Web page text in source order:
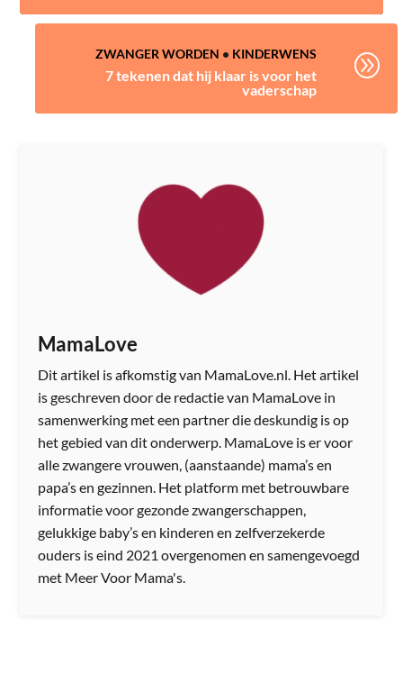
ZWANGER WORDEN • KINDERWENS
7 tekenen dat hij klaar is voor het
vaderschap
A
MamaLove
Dit artikel is afkomstig van MamaLove.nl. Het artikel
is geschreven door de redactie van MamaLove in
samenwerking met een partner die deskundig is op
het gebied van dit onderwerp. MamaLove is er voor
alle zwangere vrouwen, (aanstaande) mama’s en
papa’s en gezinnen. Het platform met betrouwbare
informatie voor gezonde zwangerschappen,
gelukkige baby’s en kinderen en zelfverzekerde
ouders is eind 2021 overgenomen en samengevoegd
met Meer Voor Mama's.